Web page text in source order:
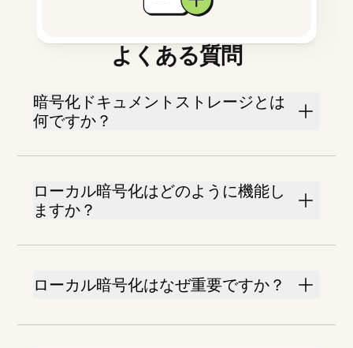
よくある質問
暗号化ドキュメントストレージとは
何ですか？
ローカル暗号化はどのように機能し
ますか？
ローカル暗号化はなぜ重要ですか？